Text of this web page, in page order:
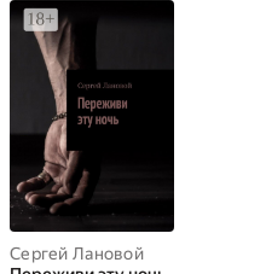
Сергей Лановой